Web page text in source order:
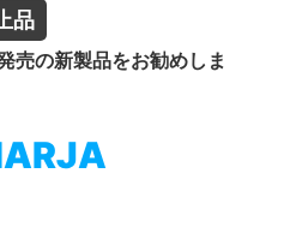
品
売の新製品をお勧めしま